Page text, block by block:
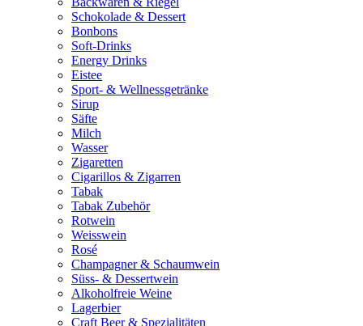
Schokolade & Dessert
Bonbons
Soft-Drinks
Energy Drinks
Eistee
Sport- & Wellnessgetränke
Sirup
Säfte
Milch
Wasser
Zigaretten
Cigarillos & Zigarren
Tabak
Tabak Zubehör
Rotwein
Weisswein
Rosé
Champagner & Schaumwein
Süss- & Dessertwein
Alkoholfreie Weine
Lagerbier
Craft Beer & Spezialitäten